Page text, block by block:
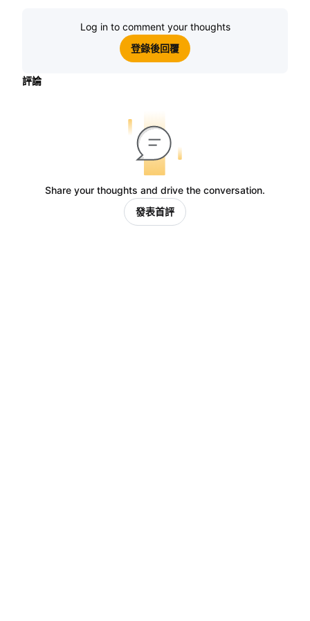
Log in to comment your thoughts
登錄後回覆
評論
Share your thoughts and drive the conversation.
發表首評